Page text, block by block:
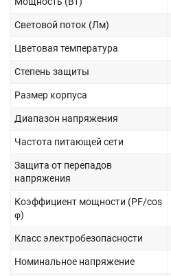
Световой поток (Лм)
Цветовая температура
Степень защиты
Размер корпуса
Диапазон напряжения
Частота питающей сети
Защита от перепадов
напряжения
Коэффициент мощности (PF/cos
φ)
Класс электробезопасности
Номинальное напряжение